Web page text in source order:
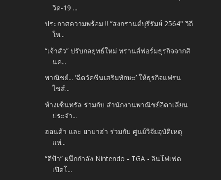
วิด-19 ...
ประกาศความพร้อม !! “สงกรานต์บุรีรัมย์ 2564" วิถี
ให...
“เจ้าสัว” ปรับกลยุทธ์ใหม่ ทรานส์ฟอร์มธุรกิจจากสิ
นค...
พาณิชย์... ‘ฉีดวัคซีนเสริมทักษะ’ ให้ธุรกิจแฟรน
ไชส์...
ห้างเซ็นทรัล ร่วมกับ สำนักงานพาณิชย์อิตาเลียน
ประจำ...
ฮอนด้า และ ยามาฮ่า ร่วมกับ ศูนย์วิจัยอุบัติเหตุ
แห่...
“ดีป้า” ผนึกกำลัง Nintendo - TGA - อินโฟเฟด
เปิดโ...